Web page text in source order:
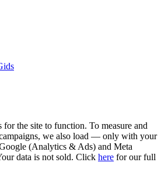
for the site to function. To measure and
we also load — only with your
(Analytics & Ads) and Meta
data is not sold. Click here for our full